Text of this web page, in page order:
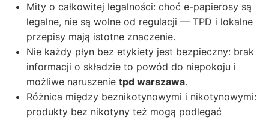
Mity o całkowitej legalności: choć e-papierosy są
legalne, nie są wolne od regulacji — TPD i lokalne
przepisy mają istotne znaczenie.
Nie każdy płyn bez etykiety jest bezpieczny: brak
informacji o składzie to powód do niepokoju i
możliwe naruszenie tpd warszawa.
Różnica między beznikotynowymi i nikotynowymi:
produkty bez nikotyny też mogą podlegać